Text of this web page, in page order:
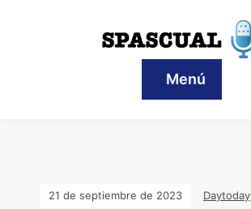
Menú
21 de septiembre de 2023 Daytoday